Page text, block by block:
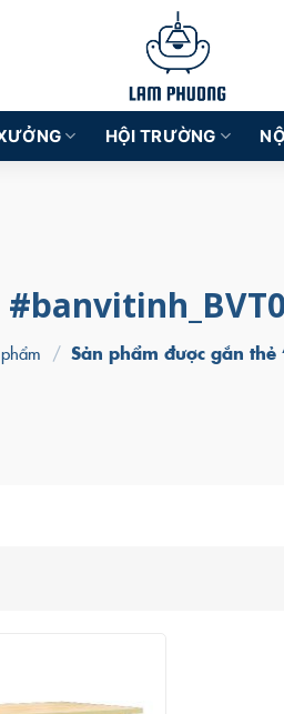
HỘI TRƯỜNG
/ Sản phẩm được gắn thẻ